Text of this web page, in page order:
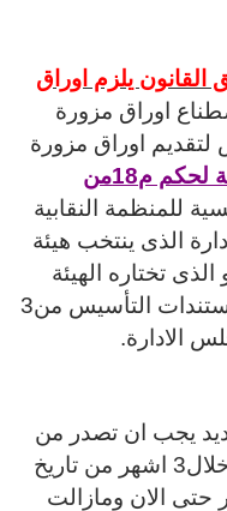
القانون يلزم اوراق
اوراق مزورة
لتقديم اوراق مزورة
( بالمخالفة لحكم م18من
للمنظمة النقابية
الذى ينتخب هيئة
تختاره الهيئة
لعمل الاجراءات التزام بتقديم مستندات التأسيس من3
الجديد يجب ان تصدر من
وزير العمل والقرارات التنفيذية خلال3 اشهر من تاريخ
حتى الان ومازالت